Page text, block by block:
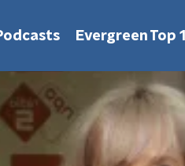
Evergreen Top